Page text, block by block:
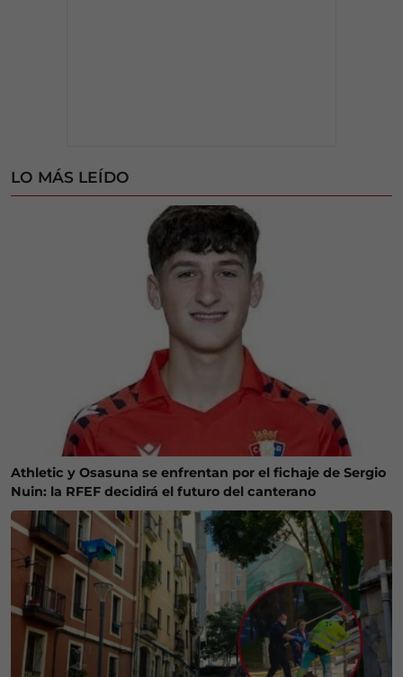
LO MÁS LEÍDO
Athletic y Osasuna se enfrentan por el fichaje de Sergio
Nuin: la RFEF decidirá el futuro del canterano